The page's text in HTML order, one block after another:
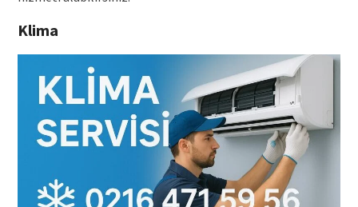
Klima